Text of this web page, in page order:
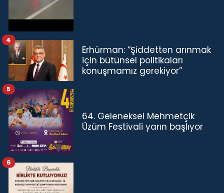
Erhürman: “Şiddetten arınmak
için bütünsel politikaları
konuşmamız gerekiyor”
4
64. Geleneksel Mehmetçik
Üzüm Festivali yarın başlıyor
5
6